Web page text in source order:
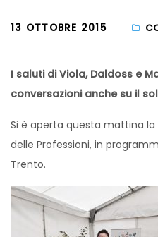
13 OTTOBRE 2015
I saluti di Viola, Daldoss e
conversazioni anche su il
Si è aperta questa mattina
delle Professioni, in
Trento.